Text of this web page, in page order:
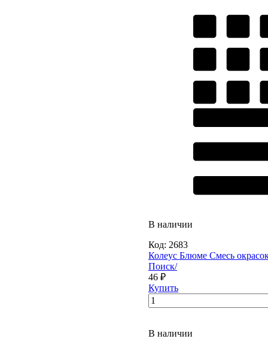
В наличии
Код: 2683
Колеус Блюме Смесь
Поиск/
46 ₽
Купить
В наличии